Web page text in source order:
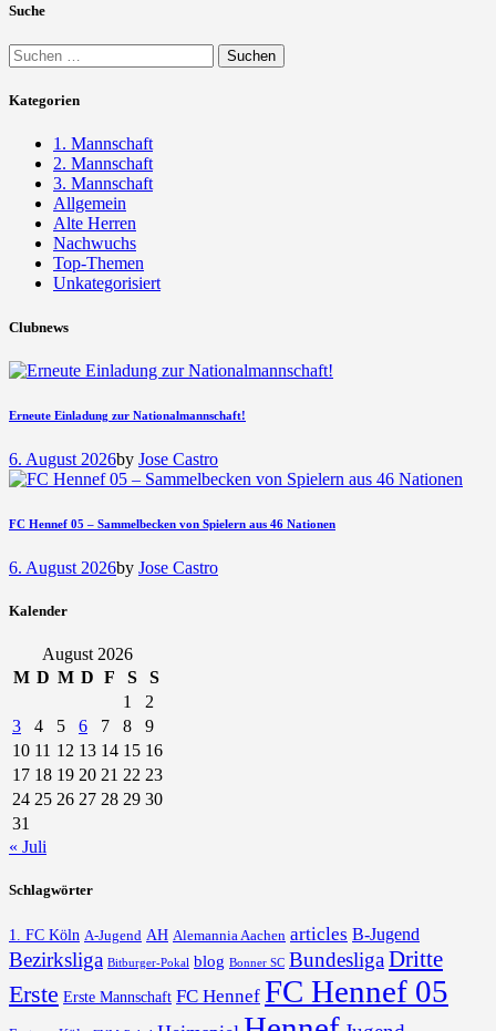
Suche
Suchen
nach:
Kategorien
1. Mannschaft
2. Mannschaft
3. Mannschaft
Allgemein
Alte Herren
Nachwuchs
Top-Themen
Unkategorisiert
Clubnews
Erneute Einladung zur Nationalmannschaft!
6. August 2026by Jose Castro
FC Hennef 05 – Sammelbecken von Spielern aus 46 Nationen
6. August 2026by Jose Castro
Kalender
August 2026
M D M D F S
S
1
2
3
4 5 6 7 8
9
10 11 12 13 14 15 16
17 18 19 20 21 22 23
24 25 26 27 28 29 30
31
« Juli
Schlagwörter
1. FC Köln A-Jugend AH Alemannia Aachen articles B-Jugend
Bezirksliga Bitburger-Pokal blog Bonner SC BundesligaDritte
Erste Erste Mannschaft FC Hennef FC Hennef 05